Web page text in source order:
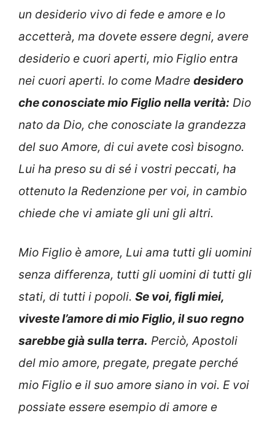
un desiderio vivo di fede e amore e lo
accetterà, ma dovete essere degni, avere
desiderio e cuori aperti, mio Figlio entra
nei cuori aperti. Io come Madre desidero
che conosciate mio Figlio nella verità: Dio
nato da Dio, che conosciate la grandezza
del suo Amore, di cui avete così bisogno.
Lui ha preso su di sé i vostri peccati, ha
ottenuto la Redenzione per voi, in cambio
chiede che vi amiate gli uni gli altri.
Mio Figlio è amore, Lui ama tutti gli uomini
senza differenza, tutti gli uomini di tutti gli
stati, di tutti i popoli. Se voi, figli miei,
viveste l’amore di mio Figlio, il suo regno
sarebbe già sulla terra. Perciò, Apostoli
del mio amore, pregate, pregate perché
mio Figlio e il suo amore siano in voi. E voi
possiate essere esempio di amore e